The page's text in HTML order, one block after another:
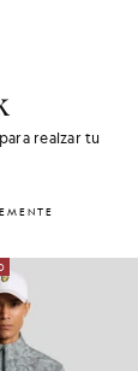
realzar tu